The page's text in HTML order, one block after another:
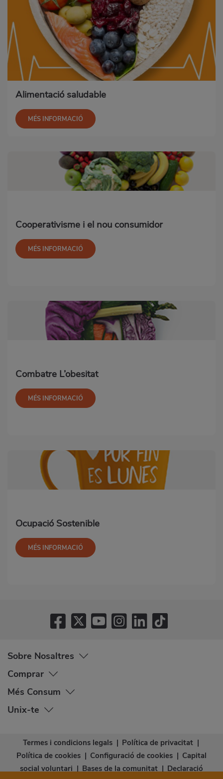
Alimentació saludable
MÉS INFORMACIÓ
Cooperativisme i el nou consumidor
MÉS INFORMACIÓ
Combatre L’obesitat
MÉS INFORMACIÓ
Ocupació Sostenible
MÉS INFORMACIÓ
Sobre Nosaltres
Comprar
Més Consum
Unix-te
Termes i condicions legals | Política de privacitat |
Política de cookies | Configuració de cookies | Capital
social voluntari | Bases de la comunitat | Declaració